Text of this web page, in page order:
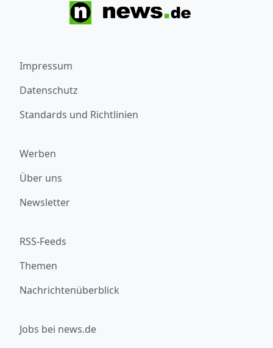
Impressum
Datenschutz
Standards und Richtlinien
Werben
Über uns
Newsletter
RSS-Feeds
Themen
Nachrichtenüberblick
Jobs bei news.de